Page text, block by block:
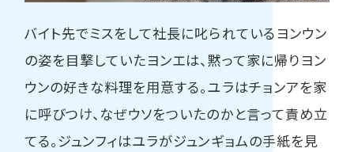
バイト先でミスをして社長に叱られているヨンウン
の姿を目撃していたヨンエは、黙って家に帰りヨン
ウンの好きな料理を用意する。ユラはチョンアを家
に呼びつけ、なぜウソをついたのかと言って責め立
てる。ジュンフィはユラがジュンギョムの手紙を見